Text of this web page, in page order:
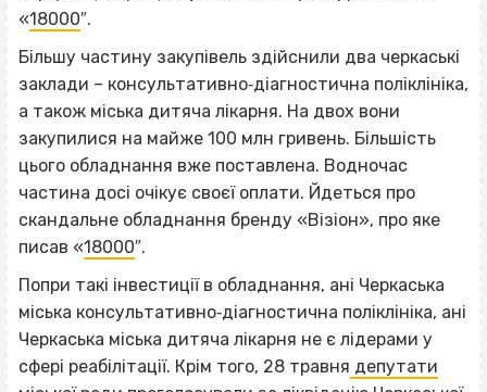
«18000″.
Більшу частину закупівель здійснили два черкаські
заклади – консультативно‐діагностична поліклініка,
а також міська дитяча лікарня. На двох вони
закупилися на майже 100 млн гривень. Більшість
цього обладнання вже поставлена. Водночас
частина досі очікує своєї оплати. Йдеться про
скандальне обладнання бренду «Візіон», про яке
писав «18000″.
Попри такі інвестиції в обладнання, ані Черкаська
міська консультативно‐діагностична поліклініка, ані
Черкаська міська дитяча лікарня не є лідерами у
сфері реабілітації. Крім того, 28 травня депутати